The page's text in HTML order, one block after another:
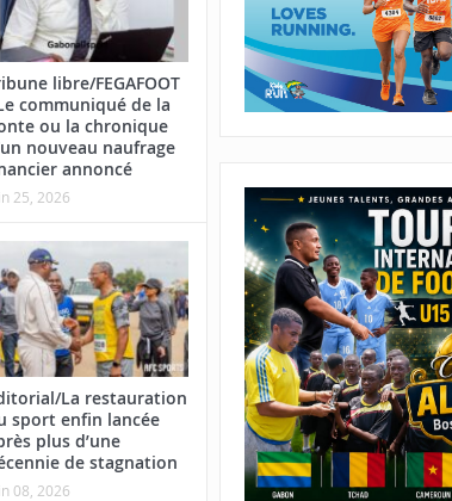
libre/FEGAFOOT
communiqué de la
ou la chronique
nouveau naufrage
annoncé
25, 2026
La restauration
sport enfin lancée
plus d’une
de stagnation
08, 2026